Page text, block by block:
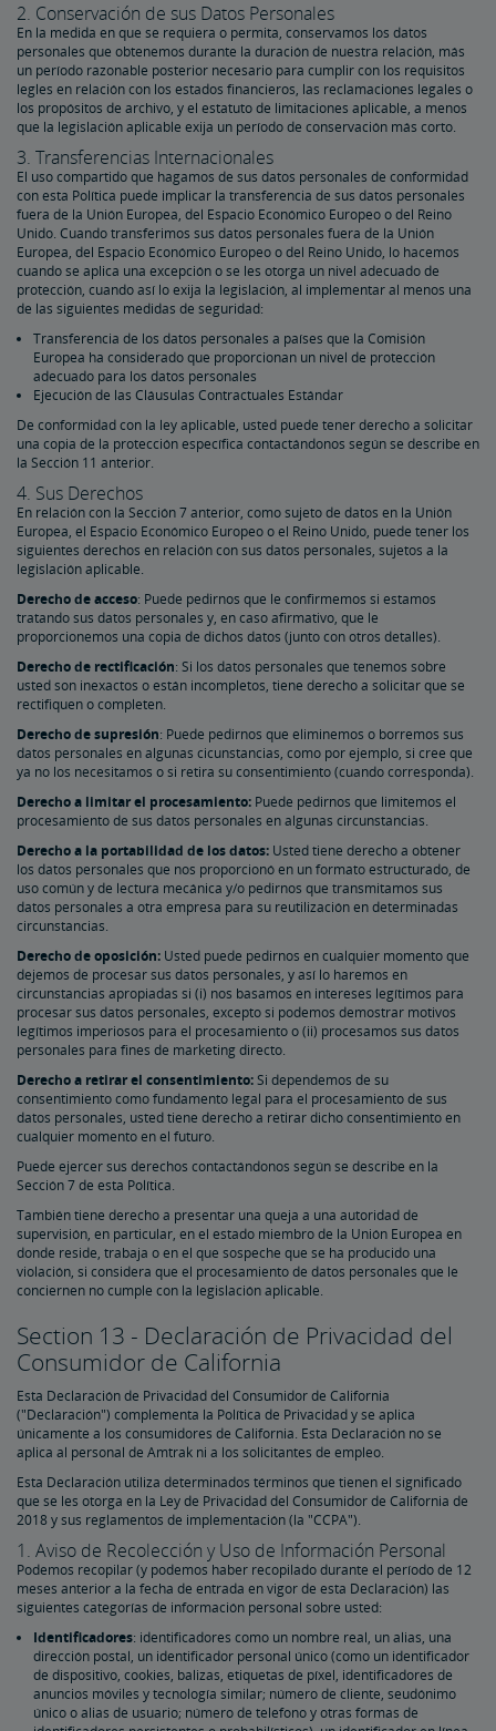
2. Conservación de sus Datos Personales
En la medida en que se requiera o permita, conservamos los datos
personales que obtenemos durante la duración de nuestra relación, más
un período razonable posterior necesario para cumplir con los requisitos
legles en relación con los estados financieros, las reclamaciones legales o
los propósitos de archivo, y el estatuto de limitaciones aplicable, a menos
que la legislación aplicable exija un período de conservación más corto.
3. Transferencias Internacionales
El uso compartido que hagamos de sus datos personales de conformidad
con esta Política puede implicar la transferencia de sus datos personales
fuera de la Unión Europea, del Espacio Económico Europeo o del Reino
Unido. Cuando transferimos sus datos personales fuera de la Unión
Europea, del Espacio Económico Europeo o del Reino Unido, lo hacemos
cuando se aplica una excepción o se les otorga un nivel adecuado de
protección, cuando así lo exija la legislación, al implementar al menos una
de las siguientes medidas de seguridad:
Transferencia de los datos personales a países que la Comisión
Europea ha considerado que proporcionan un nivel de protección
adecuado para los datos personales
Ejecución de las Cláusulas Contractuales Estándar
De conformidad con la ley aplicable, usted puede tener derecho a solicitar
una copia de la protección específica contactándonos según se describe en
la Sección 11 anterior.
4. Sus Derechos
En relación con la Sección 7 anterior, como sujeto de datos en la Unión
Europea, el Espacio Económico Europeo o el Reino Unido, puede tener los
siguientes derechos en relación con sus datos personales, sujetos a la
legislación aplicable.
Derecho de acceso: Puede pedirnos que le confirmemos si estamos
tratando sus datos personales y, en caso afirmativo, que le
proporcionemos una copia de dichos datos (junto con otros detalles).
Derecho de rectificación: Si los datos personales que tenemos sobre
usted son inexactos o están incompletos, tiene derecho a solicitar que se
rectifiquen o completen.
Derecho de supresión: Puede pedirnos que eliminemos o borremos sus
datos personales en algunas cicunstancias, como por ejemplo, si cree que
ya no los necesitamos o si retira su consentimiento (cuando corresponda).
Derecho a limitar el procesamiento: Puede pedirnos que limitemos el
procesamiento de sus datos personales en algunas circunstancias.
Derecho a la portabilidad de los datos: Usted tiene derecho a obtener
los datos personales que nos proporcionó en un formato estructurado, de
uso común y de lectura mecánica y/o pedirnos que transmitamos sus
datos personales a otra empresa para su reutilización en determinadas
circunstancias.
Derecho de oposición: Usted puede pedirnos en cualquier momento que
dejemos de procesar sus datos personales, y así lo haremos en
circunstancias apropiadas si (i) nos basamos en intereses legítimos para
procesar sus datos personales, excepto si podemos demostrar motivos
legítimos imperiosos para el procesamiento o (ii) procesamos sus datos
personales para fines de marketing directo.
Derecho a retirar el consentimiento:Si dependemos de su
consentimiento como fundamento legal para el procesamiento de sus
datos personales, usted tiene derecho a retirar dicho consentimiento en
cualquier momento en el futuro.
Puede ejercer sus derechos contactándonos según se describe en la
Sección 7 de esta Política.
También tiene derecho a presentar una queja a una autoridad de
supervisión, en particular, en el estado miembro de la Unión Europea en
donde reside, trabaja o en el que sospeche que se ha producido una
violación, si considera que el procesamiento de datos personales que le
conciernen no cumple con la legislación aplicable.
Section 13 - Declaración de Privacidad del
Consumidor de California
Esta Declaración de Privacidad del Consumidor de California
("Declaración") complementa la Política de Privacidad y se aplica
únicamente a los consumidores de California. Esta Declaración no se
aplica al personal de Amtrak ni a los solicitantes de empleo.
Esta Declaración utiliza determinados términos que tienen el significado
que se les otorga en la Ley de Privacidad del Consumidor de California de
2018 y sus reglamentos de implementación (la "CCPA").
1. Aviso de Recolección y Uso de Información Personal
Podemos recopilar (y podemos haber recopilado durante el período de 12
meses anterior a la fecha de entrada en vigor de esta Declaración) las
siguientes categorías de información personal sobre usted:
Identificadores: identificadores como un nombre real, un alias, una
dirección postal, un identificador personal único (como un identificador
de dispositivo, cookies, balizas, etiquetas de píxel, identificadores de
anuncios móviles y tecnología similar; número de cliente, seudónimo
único o alias de usuario; número de telefono y otras formas de